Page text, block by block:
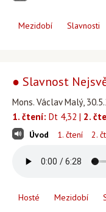
Mezidobí Slavnosti
● Slavnost
Mons. Václav Malý,
1. čtení: Dt 4,32 | 2.
Úvod 1. čtení 2.
Hosté Mezidobí